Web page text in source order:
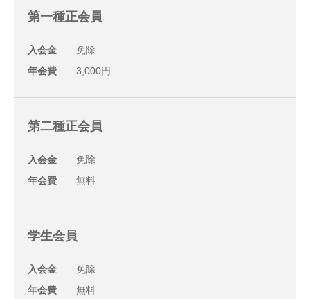
第一種正会員
入会金
免除
年会費
3,000円
第二種正会員
入会金
免除
年会費
無料
学生会員
入会金
免除
年会費
無料